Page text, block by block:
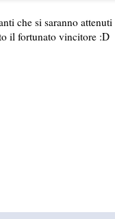
che si saranno attenuti
il fortunato vincitore :D